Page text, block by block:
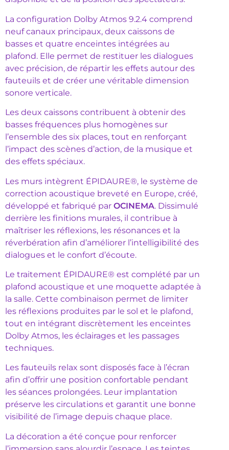
La configuration Dolby Atmos 9.2.4 comprend
neuf canaux principaux, deux caissons de
basses et quatre enceintes intégrées au
plafond. Elle permet de restituer les dialogues
avec précision, de répartir les effets autour des
fauteuils et de créer une véritable dimension
sonore verticale.
Les deux caissons contribuent à obtenir des
basses fréquences plus homogènes sur
l’ensemble des six places, tout en renforçant
l’impact des scènes d’action, de la musique et
des effets spéciaux.
Les murs intègrent ÉPIDAURE®, le système de
correction acoustique breveté en Europe, créé,
développé et fabriqué par OCINEMA. Dissimulé
derrière les finitions murales, il contribue à
maîtriser les réflexions, les résonances et la
réverbération afin d’améliorer l’intelligibilité des
dialogues et le confort d’écoute.
Le traitement ÉPIDAURE® est complété par un
plafond acoustique et une moquette adaptée à
la salle. Cette combinaison permet de limiter
les réflexions produites par le sol et le plafond,
tout en intégrant discrètement les enceintes
Dolby Atmos, les éclairages et les passages
techniques.
Les fauteuils relax sont disposés face à l’écran
afin d’offrir une position confortable pendant
les séances prolongées. Leur implantation
préserve les circulations et garantit une bonne
visibilité de l’image depuis chaque place.
La décoration a été conçue pour renforcer